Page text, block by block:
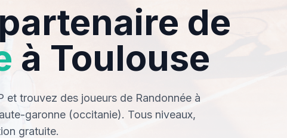
de
à Toulouse
et trouvez des joueurs de Randonnée à
garonne (occitanie). Tous niveaux,
gratuite.